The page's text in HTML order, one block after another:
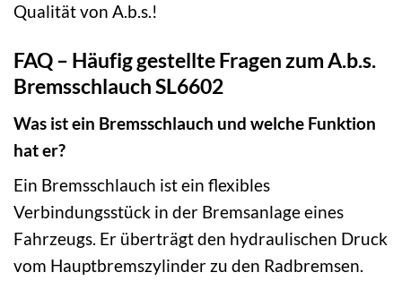
Qualität von A.b.s.!
FAQ – Häufig gestellte Fragen zum A.b.s.
Bremsschlauch SL6602
Was ist ein Bremsschlauch und welche Funktion
hat er?
Ein Bremsschlauch ist ein flexibles
Verbindungsstück in der Bremsanlage eines
Fahrzeugs. Er überträgt den hydraulischen Druck
vom Hauptbremszylinder zu den Radbremsen.